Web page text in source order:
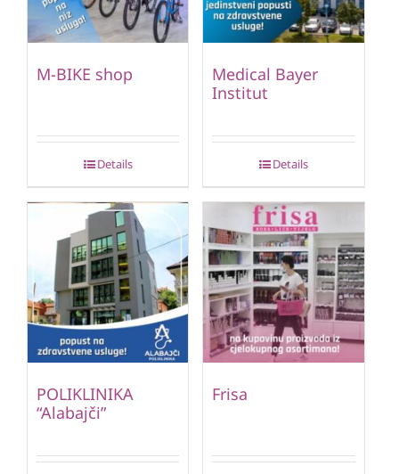
M-BIKE shop
Details
Medical Bayer
Institut
Details
POLIKLINIKA
“Alabajči”
Frisa